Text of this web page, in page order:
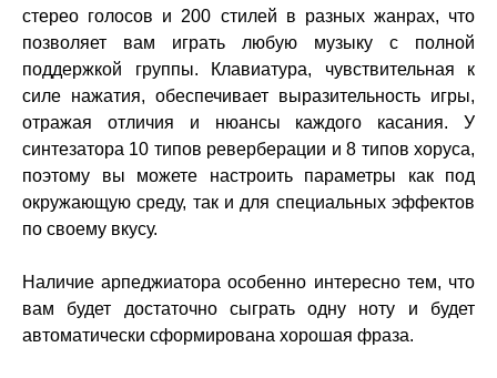
стерео голосов и 200 стилей в разных жанрах, что
позволяет вам играть любую музыку с полной
поддержкой группы. Клавиатура, чувствительная к
силе нажатия, обеспечивает выразительность игры,
отражая отличия и нюансы каждого касания. У
синтезатора 10 типов реверберации и 8 типов хоруса,
поэтому вы можете настроить параметры как под
окружающую среду, так и для специальных эффектов
по своему вкусу.
Наличие арпеджиатора особенно интересно тем, что
вам будет достаточно сыграть одну ноту и будет
автоматически сформирована хорошая фраза.